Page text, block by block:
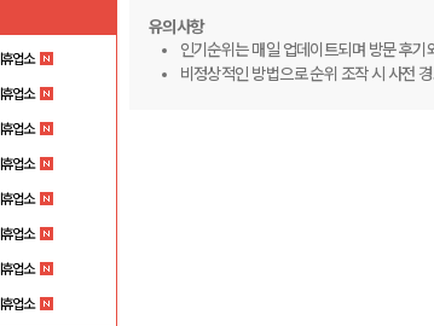
업소
업소
업소
업소
업소
업소
업소
업소
유의사항
인기순위는 매일 업데이트되며 방문 후
비정상적인 방법으로 순위 조작 시 사전